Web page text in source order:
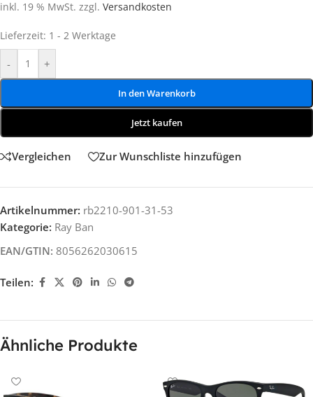
inkl. 19 % MwSt. zzgl. Versandkosten
Lieferzeit: 1 - 2 Werktage
- +
In den Warenkorb
Jetzt kaufen
Vergleichen Zur Wunschliste hinzufügen
Artikelnummer: rb2210-901-31-53
Kategorie: Ray Ban
EAN/GTIN: 8056262030615
Teilen:
Ähnliche Produkte